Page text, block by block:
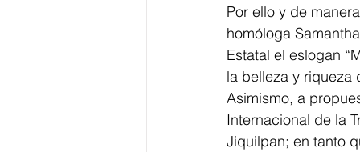
Por ello y de
homóloga
Estatal el eslogan
la belleza y riqueza
Asimismo, a
Internacional de la
Jiquilpan; en tanto